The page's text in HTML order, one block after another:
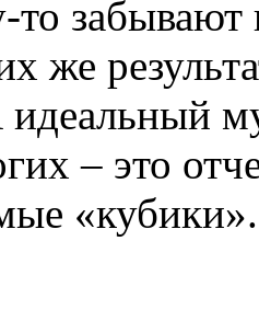
забывают
же
– это
«кубики».